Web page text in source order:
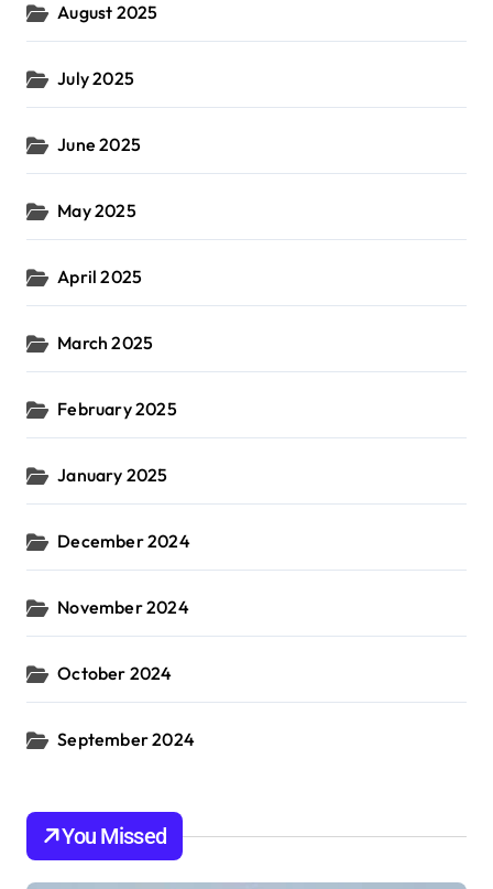
August 2025
July 2025
June 2025
May 2025
April 2025
March 2025
February 2025
January 2025
December 2024
November 2024
October 2024
September 2024
You Missed